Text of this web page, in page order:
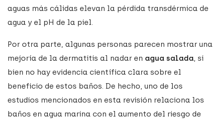
aguas más cálidas elevan la pérdida transdérmica de
agua y el pH de la piel.
Por otra parte, algunas personas parecen mostrar una
mejoría de la dermatitis al nadar en agua salada, si
bien no hay evidencia científica clara sobre el
beneficio de estos baños. De hecho, uno de los
estudios mencionados en esta revisión relaciona los
baños en agua marina con el aumento del riesgo de